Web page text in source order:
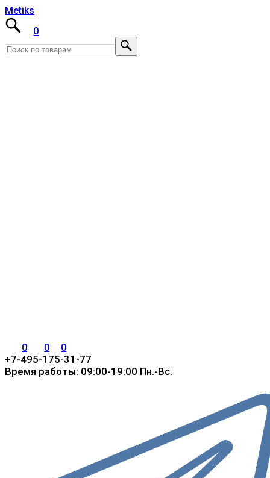
Metiks
0
0 0 0
+7-495-175-31-77
Время работы: 09:00-19:00 Пн.-Вс.